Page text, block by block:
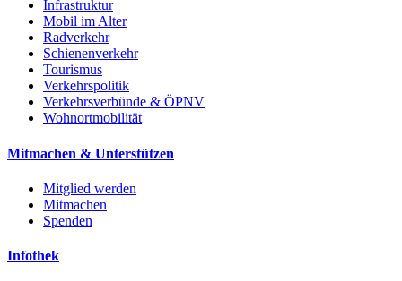
Infrastruktur
Mobil im Alter
Radverkehr
Schienenverkehr
Tourismus
Verkehrspolitik
Verkehrsverbünde & ÖPNV
Wohnortmobilität
Mitmachen & Unterstützen
Mitglied werden
Mitmachen
Spenden
Infothek